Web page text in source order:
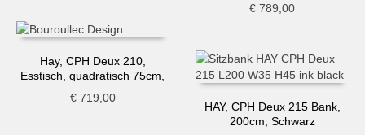
€ 789,00
Hay, CPH Deux 210,
Esstisch, quadratisch 75cm,
€719,00
HAY, CPH Deux 215 Bank,
200cm, Schwarz